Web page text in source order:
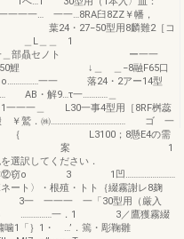
一… 一一…8RA臼8ZZ￥幡，
葉24・27−50型用8麟難2［コ
舜o1 ＿L＿＿ 1
贔セノト ー一一
↓＿ ＿−8融F65口
一一 落24・2アー14型
AB・解9…τ一…………＿
一事4型用［8RF桝蕊
搬 ￥鷲．㈱……………………………… ゴ 一
｛ L3100；8懸E4の需
，㈱1 案 1
を選訳してください．
39婁⑫窃o 3 1凹……………………
ート〉・根殖・トト｛綴霧謝レ8麹
3一 一一一 一「30型用（厳入
……………一．1 3／鷹獲霧綴
1「｝1・ …’．篶・彫鞠雛